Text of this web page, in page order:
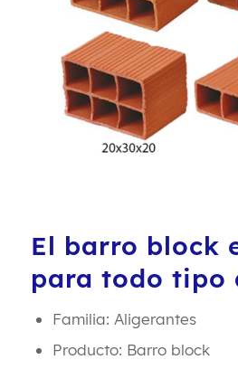
El barro block
para todo tipo
Familia: Aligerantes
Producto: Barro block